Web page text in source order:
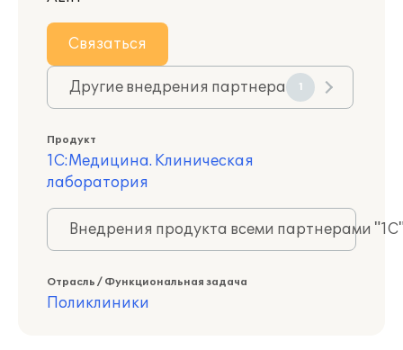
Связаться
Другие внедрения партнера 1
Продукт
1С:Медицина. Клиническая
лаборатория
Внедрения продукта всеми партнерами
Отрасль / Функциональная задача
Поликлиники